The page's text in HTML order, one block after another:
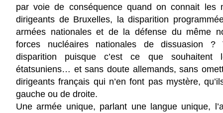
par voie de conséquence quand on connait les
dirigeants de Bruxelles, la disparition
armées nationales et de la défense du même
forces nucléaires nationales de dissuasion
disparition puisque c’est ce que souhaitent
étatsuniens… et sans doute allemands, sans
dirigeants français qui n’en font pas mystère,
gauche ou de droite.
Une armée unique, parlant une langue unique,